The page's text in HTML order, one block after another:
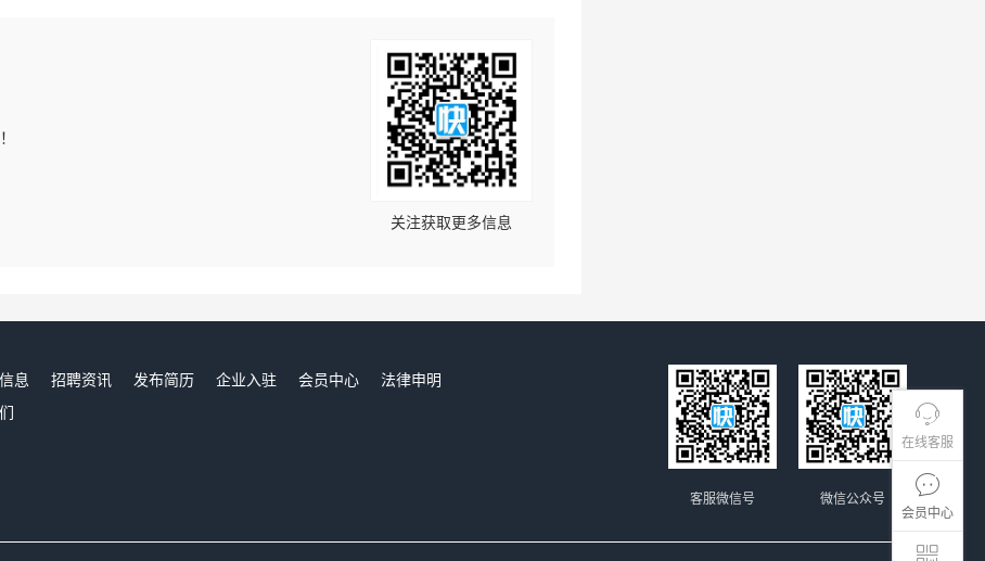
在线客服
会员中心
关注获取更多信息
息 招聘资讯 发布简历 企业入驻 会员中心
法律申明
微信公众号
客服微信号